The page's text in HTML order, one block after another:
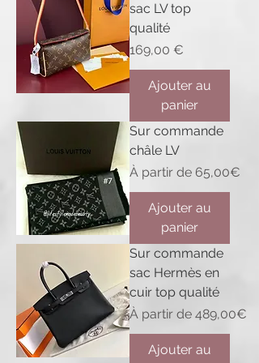
sac LV top
qualité
Prix
169,00 €
Ajouter au
panier
Sur commande
châle LV
À partir de 65,00€
Prix promotionnel
Ajouter au
panier
Sur commande
sac Hermès en
cuir top qualité
À partir de 489,00€
Prix promotionnel
Ajouter au